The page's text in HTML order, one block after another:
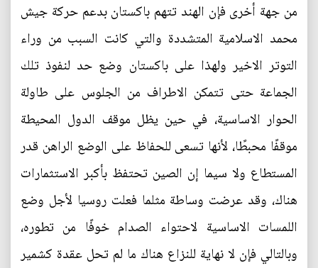
من جهة أخرى فإن الهند تتهم باكستان بدعم حركة جيش
محمد الاسلامية المتشددة والتي كانت السبب من وراء
التوتر الاخير ولهذا على باكستان وضع حد لنفوذ تلك
الجماعة حتى تتمكن الاطراف من الجلوس على طاولة
الحوار الاساسية، في حين يظل موقف الدول المحيطة
موقفًا محبطًا، لأنها تسعى للحفاظ على الوضع الراهن قدر
المستطاع ولا سيما إن الصين تحتفظ بأكبر الاستثمارات
هناك، وقد عرضت وساطة مثلما فعلت روسيا لأجل وضع
اللمسات الاساسية لاحتواء الصدام خوفًا من تطوره،
وبالتالي فإن لا نهاية للنزاع هناك ما لم تحل عقدة كشمير